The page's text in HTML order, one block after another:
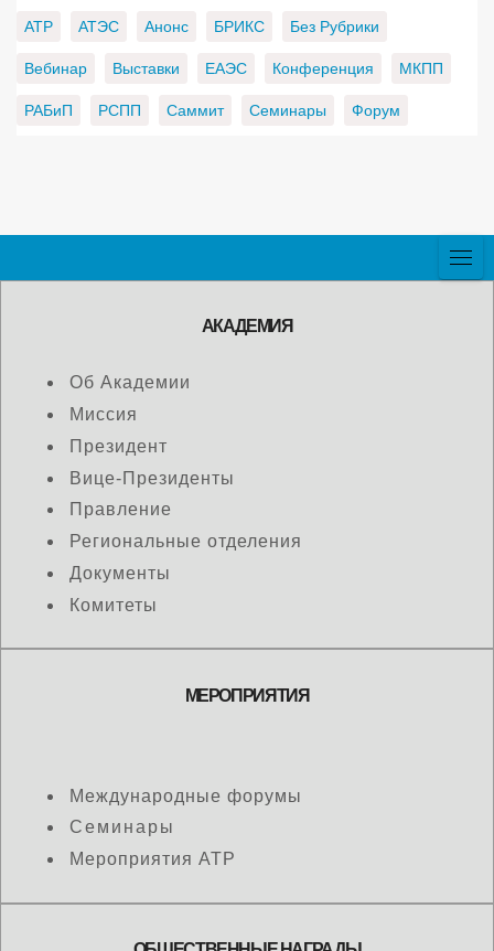
АТР АТЭС Анонс БРИКС Без Рубрики
Вебинар Выставки ЕАЭС Конференция МКПП
РАБиП РСПП Саммит Семинары Форум
АКАДЕМИЯ
Об Академии
Миссия
Президент
Вице-Президенты
Правление
Региональные отделения
Документы
Комитеты
МЕРОПРИЯТИЯ
Международные форумы
Семинары
Мероприятия АТР